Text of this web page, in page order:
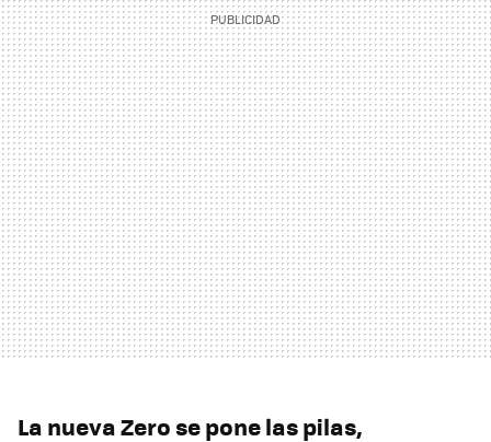
La nueva Zero se pone las pilas,